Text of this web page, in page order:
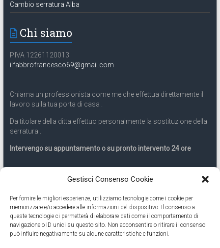
Gestisci Consenso Cookie
Per fornire le migliori esperienze, utilizziamo tecnologie come i cookie per
memorizzare e/o accedere alle informazioni del dispositivo. Il consenso a
queste tecnologie ci permetterà di elaborare dati come il comportamento di
navigazione o ID unici su questo sito. Non acconsentire o ritirare il consenso
può influire negativamente su alcune caratteristiche e funzioni.
Cambio serratura Alba
Chi siamo
P.IVA 12261120013
ilfabbrofrancesco69@gmail.com
Chiama un professionista come me che effettua direttamente il
lavoro sulla tua porta di casa .
Da titolare della ditta effettuo personalmente la sostituzione della
serratura .
Intervengo su appuntamento o su pronto intervento 24 ore
Servizio 24 ore
Cell331.9899963
Eseguiamo anche lavori di apertura porte pronto intervento 24
ore